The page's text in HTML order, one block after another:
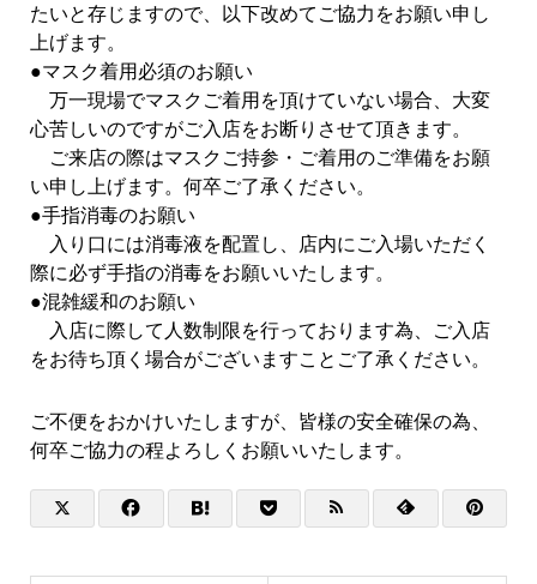
たいと存じますので、以下改めてご協力をお願い申し
上げます。
●マスク着用必須のお願い
万一現場でマスクご着用を頂けていない場合、大変
心苦しいのですがご入店をお断りさせて頂きます。
ご来店の際はマスクご持参・ご着用のご準備をお願
い申し上げます。何卒ご了承ください。
●手指消毒のお願い
入り口には消毒液を配置し、店内にご入場いただく
際に必ず手指の消毒をお願いいたします。
●混雑緩和のお願い
入店に際して人数制限を行っております為、ご入店
をお待ち頂く場合がございますことご了承ください。
ご不便をおかけいたしますが、皆様の安全確保の為、
何卒ご協力の程よろしくお願いいたします。